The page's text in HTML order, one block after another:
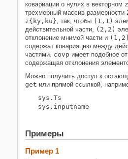
ковариации о нулях в векторном
трехмерный массив размерности
z{ky,ku}, так, чтобы (1,1)
действительной части, (2,2)
отклонение мнимой части и (1,2)
содержат ковариацию между
частями. covp имеет подобное
содержащая отклонения
Можно получить доступ к
get или прямой ссылкой,
sys.Ts
Примеры
Пример 1